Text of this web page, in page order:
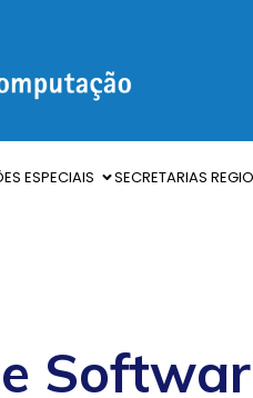
ESPECIAIS SECRETARIAS